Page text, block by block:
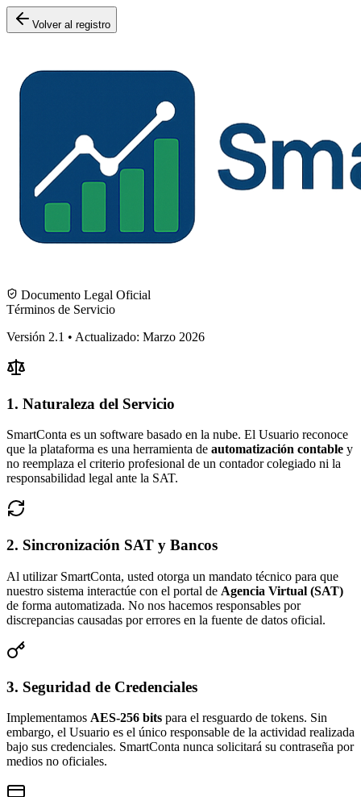
Volver al registro
Documento Legal Oficial
Términos de Servicio
Versión 2.1 • Actualizado: Marzo 2026
1. Naturaleza del Servicio
SmartConta es un software basado en la nube. El Usuario reconoce
que la plataforma es una herramienta de automatización contable y
no reemplaza el criterio profesional de un contador colegiado ni la
responsabilidad legal ante la SAT.
2. Sincronización SAT y Bancos
Al utilizar SmartConta, usted otorga un mandato técnico para que
nuestro sistema interactúe con el portal de Agencia Virtual (SAT)
de forma automatizada. No nos hacemos responsables por
discrepancias causadas por errores en la fuente de datos oficial.
3. Seguridad de Credenciales
Implementamos AES-256 bits para el resguardo de tokens. Sin
embargo, el Usuario es el único responsable de la actividad realizada
bajo sus credenciales. SmartConta nunca solicitará su contraseña por
medios no oficiales.